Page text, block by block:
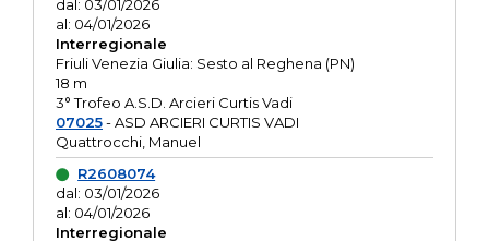
dal: 03/01/2026
al: 04/01/2026
Interregionale
Friuli Venezia Giulia: Sesto al Reghena (PN)
18 m
3° Trofeo A.S.D. Arcieri Curtis Vadi
07025- ASD ARCIERI CURTIS VADI
Quattrocchi, Manuel
R2608074
dal: 03/01/2026
al: 04/01/2026
Interregionale